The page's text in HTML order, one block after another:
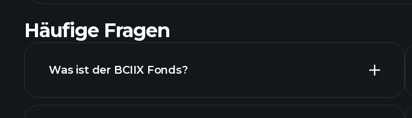
Häufige Fragen
Was ist der BCIIX Fonds?